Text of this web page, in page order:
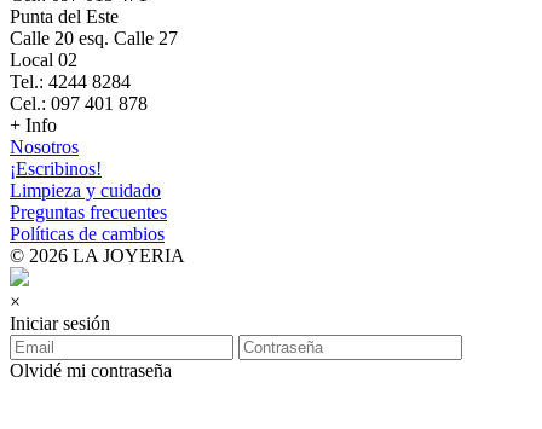
Punta del Este
Calle 20 esq. Calle 27
Local 02
Tel.: 4244 8284
Cel.: 097 401 878
+ Info
Nosotros
¡Escribinos!
Limpieza y cuidado
Preguntas frecuentes
Políticas de cambios
© 2026 LA JOYERIA
×
Iniciar sesión
Olvidé mi contraseña